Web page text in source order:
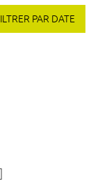
PAR DATE